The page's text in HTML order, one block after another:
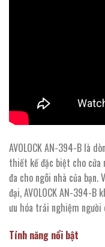
AVOLOCK AN-394-B là
thiết kế đặc biệt cho cửa
đa cho ngôi nhà của
đại, AVOLOCK AN-394-B
ưu hóa trải nghiệm người
Tính năng nổi bật